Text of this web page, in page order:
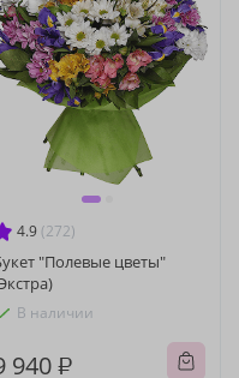
4.9 (272)
"Полевые цветы"
В наличии
940 ₽